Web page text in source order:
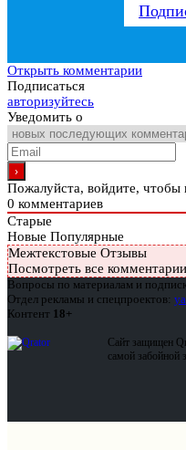
Открыть комментарии
Подписаться
авторизуйтесь
Уведомить о
Пожалуйста, войдите, чтобы
0 комментариев
Старые
Новые Популярные
Межтекстовые Отзывы
Посмотреть все комментарии
Вопросы по материалам и
Отдел рекламы и спецпроектов:
Контент 18+
Сайт защищен
самой забойной